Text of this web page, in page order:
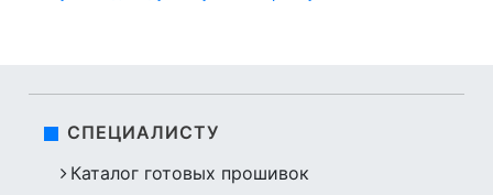
СПЕЦИАЛИСТУ
Каталог готовых прошивок